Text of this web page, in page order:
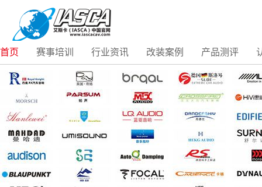
首页 赛事培训 行业资讯 改装案例 产品测评